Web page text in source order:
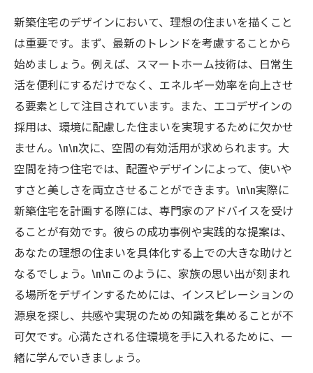
新築住宅のデザインにおいて、理想の住まいを描くこと
は重要です。まず、最新のトレンドを考慮することから
始めましょう。例えば、スマートホーム技術は、日常生
活を便利にするだけでなく、エネルギー効率を向上させ
る要素として注目されています。また、エコデザインの
採用は、環境に配慮した住まいを実現するために欠かせ
ません。\n\n次に、空間の有効活用が求められます。大
空間を持つ住宅では、配置やデザインによって、使いや
すさと美しさを両立させることができます。\n\n実際に
新築住宅を計画する際には、専門家のアドバイスを受け
ることが有効です。彼らの成功事例や実践的な提案は、
あなたの理想の住まいを具体化する上での大きな助けと
なるでしょう。\n\nこのように、家族の思い出が刻まれ
る場所をデザインするためには、インスピレーションの
源泉を探し、共感や実現のための知識を集めることが不
可欠です。心満たされる住環境を手に入れるために、一
緒に学んでいきましょう。